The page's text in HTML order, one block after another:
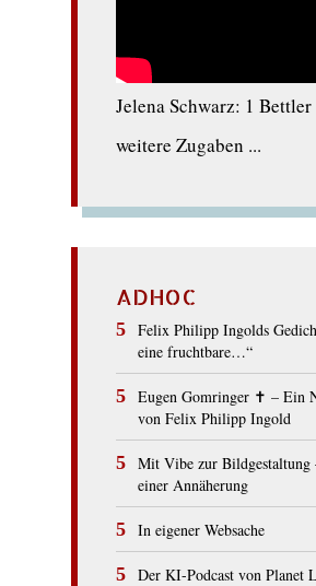
Jelena Schwarz: 1 Bettler
weitere Zugaben ...
ADHOC
Felix Philipp Ingolds
eine fruchtbare…“
Eugen Gomringer ✝︎ – Ein
von Felix Philipp Ingold
Mit Vibe zur Bildgestaltung
einer Annäherung
In eigener Websache
Der KI-Podcast von Planet